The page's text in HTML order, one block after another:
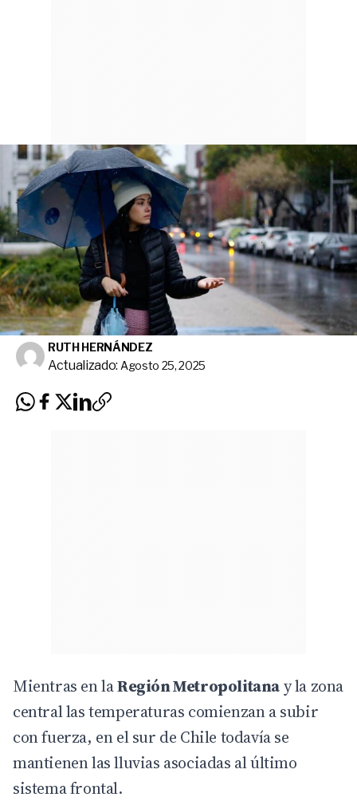
RUTH HERNÁNDEZ
Actualizado: Agosto 25, 2025
Mientras en laRegiónMetropolitanay la zona
central las temperaturas comienzan a subir
con fuerza, en el sur de Chile todavía se
mantienen las lluvias asociadas al último
sistema frontal.